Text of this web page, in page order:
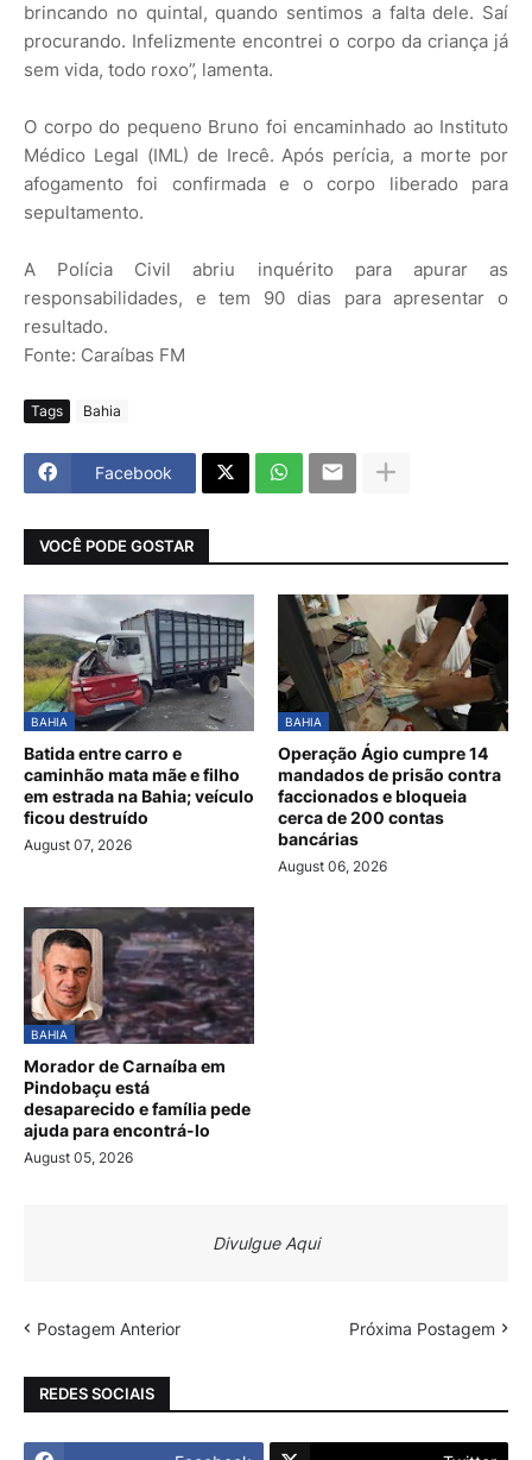
brincando no quintal, quando sentimos a falta dele. Saí
procurando. Infelizmente encontrei o corpo da criança já
sem vida, todo roxo”, lamenta.
O corpo do pequeno Bruno foi encaminhado ao Instituto
Médico Legal (IML) de Irecê. Após perícia, a morte por
afogamento foi confirmada e o corpo liberado para
sepultamento.
A Polícia Civil abriu inquérito para apurar as
responsabilidades, e tem 90 dias para apresentar o
resultado.
Fonte: Caraíbas FM
Tags Bahia
Facebook
VOCÊ PODE GOSTAR
BAHIA
Batida entre carro e
caminhão mata mãe e filho
em estrada na Bahia; veículo
ficou destruído
August 07, 2026
BAHIA
Operação Ágio cumpre 14
mandados de prisão contra
faccionados e bloqueia
cerca de 200 contas
bancárias
August 06, 2026
BAHIA
Morador de Carnaíba em
Pindobaçu está
desaparecido e família pede
ajuda para encontrá-lo
August 05, 2026
Divulgue Aqui
Postagem Anterior Próxima Postagem
REDES SOCIAIS